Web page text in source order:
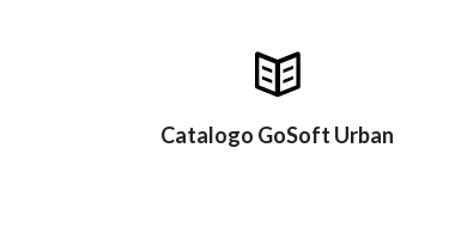
Catalogo GoSoft Urban